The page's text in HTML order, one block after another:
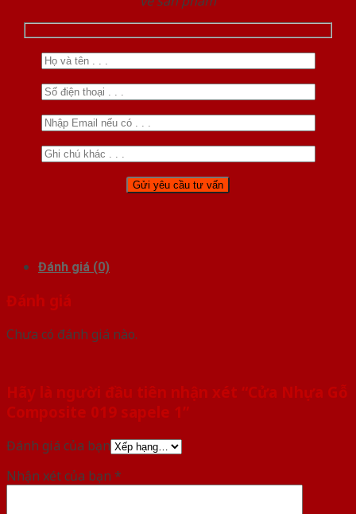
Đánh giá (0)
Đánh giá
Chưa có đánh giá nào.
Hãy là người đầu tiên nhận xét “Cửa Nhựa Gỗ
Composite 019 sapele 1”
Đánh giá của bạn
Nhận xét của bạn *